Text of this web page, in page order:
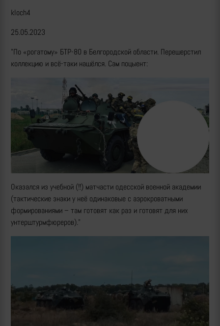
kloch4
25.05.2023
"По «рогатому» БТР-80 в Белгородской области. Перешерстил
коллекцию и всё-таки нашёлся. Сам поцыент:
Оказался из учебной (!!) матчасти одесской военной академии
(тактические знаки у неё одинаковые с аэрокроватными
формированиями – там готовят как раз и готовят для них
унтерштурмфюреров)."